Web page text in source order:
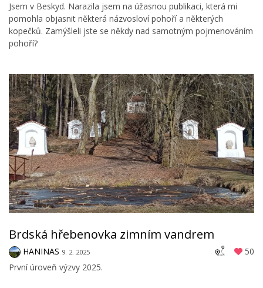
Jsem v Beskyd. Narazila jsem na úžasnou publikaci, která mi
pomohla objasnit některá názvosloví pohoří a některých
kopečků. Zamýšleli jste se někdy nad samotným pojmenováním
pohoří?
Brdská hřebenovka zimním vandrem
HANINAS 9. 2. 2025
50
První úroveň výzvy 2025.